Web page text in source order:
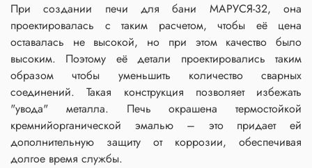
При создании печи для бани МАРУСЯ-32, она
проектировалась с таким расчетом, чтобы её цена
оставалась не высокой, но при этом качество было
высоким. Поэтому её детали проектировались таким
образом чтобы уменьшить количество сварных
соединений. Такая конструкция позволяет избежать
"увода" металла. Печь окрашена термостойкой
кремнийорганической эмалью – это придает ей
дополнительную защиту от коррозии, обеспечивая
долгое время службы.